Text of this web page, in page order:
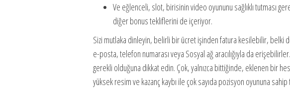
Ve eğlenceli, slot, birisinin video oyununu sağlıklı tutması
diğer bonus tekliflerini de içeriyor.
Sizi mutlaka dinleyin, belirli bir ücret işinden fatura kesilebilir, belki
e-posta, telefon numarası veya Sosyal ağ aracılığıyla da
gerekli olduğuna dikkat edin. Çok, yalnızca bittiğinde, eklenen bir
yüksek resim ve kazanç kaybı ile çok sayıda pozisyon oyununa